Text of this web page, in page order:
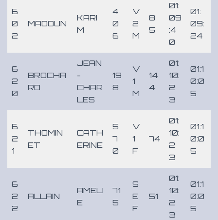
6
0
2
MADOUN
KARI
M
4
0
6
V
2
M
8
5
01:
09
:4
0
01:
09:
24
6
2
0
BROCHA
RD
JEAN
-
CHAR
LES
19
8
V
1
M
14
4
01:
10:
2
3
01:1
0:0
5
6
2
1
THOMIN
ET
CATH
ERINE
5
7
0
V
1
F
74
01:
10:
2
3
01:1
0:0
5
6
2
2
ALLAIN
AMELI
E
71
5
S
E
F
51
01:
10:
2
3
01:1
0:0
5